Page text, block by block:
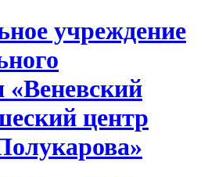
учреждение
«Веневский
центр